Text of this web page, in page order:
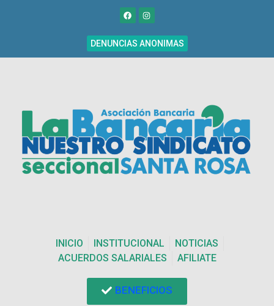
DENUNCIAS ANONIMAS
INICIO INSTITUCIONAL
NOTICIAS
ACUERDOS SALARIALES
AFILIATE
BENEFICIOS